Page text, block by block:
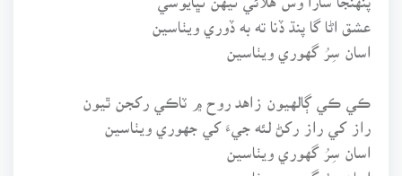
عشق اڻا گا پنڌ ڏنا ته به ڏوري ويٺاسين
اسان سِرُ گهوري ويٺاسين
ڪي ڪي ڳالهيون زاهد روح ۾ ٽاڪي رکجن ٿيون
راز کي راز رکڻ لئه جيءَ کي جهوري ويٺاسين
اسان سِرُ گهوري ويٺاسين
اسان سِرُ گهوري ويٺاسين